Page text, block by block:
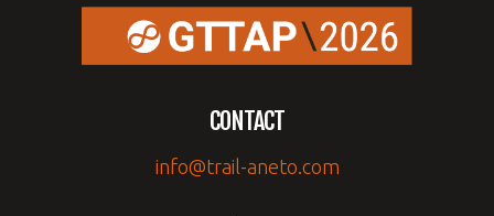
CONTACT
info@trail-aneto.com